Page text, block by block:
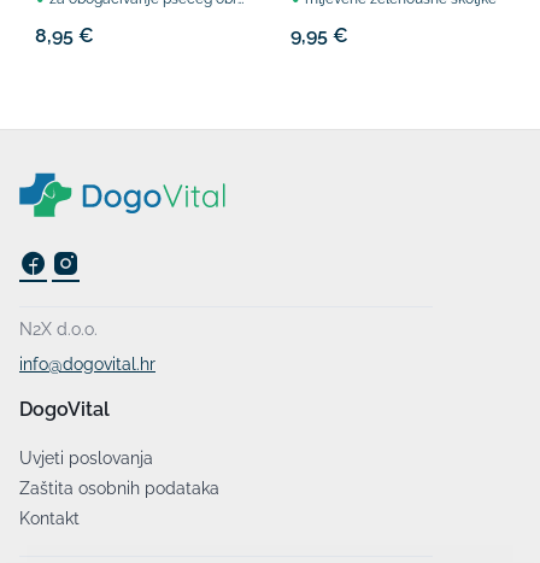
8,95 € 9,95 €
N2X d.o.o.
info@dogovital.hr
DogoVital
Uvjeti poslovanja
Zaštita osobnih podataka
Kontakt